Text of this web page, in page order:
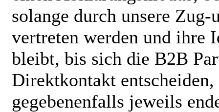
solange durch unsere
vertreten werden und ihre
bleibt, bis sich die B2B
Direktkontakt
gegebenenfalls jeweils